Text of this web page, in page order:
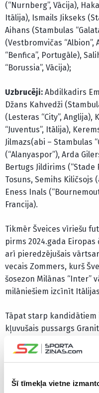
Šī tīmekļa vietne
(“Nurnberg”, Vācija),
Itālija), Ismails Jikseks
Aihans (Stambulas
(Vestbromvičas
“Benfica”, Portugāle),
“Borussia”, Vācija);
Uzbrucēji: Abdilkadirs
Džans Kahvedži
(Lesteras “City”, Anglija),
“Juventus”, Itālija),
Jilmazs(abi – Stambulas
(“Alanyaspor”), Arda
Bertugs Jildirims (“Stade
Tosuns, Semihs Kiličsojs
Eness Inals
Francija).
Tikmēr Šveices vīriešu
pirms 2024.gada
arī pieredzējušais
vecais Zommers, kurš
šosezon Milānas “Inter”
milāniešiem izcīnīt
Tāpat starp kandidātiem
kļuvušais pussargs
Akandži. Šveicieši A